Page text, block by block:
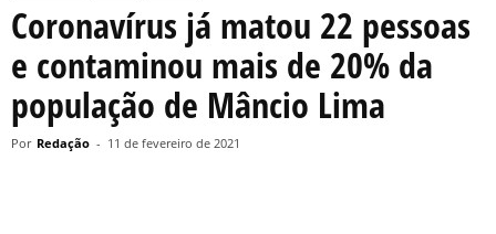
Coronavírus já matou 22 pessoas
e contaminou mais de 20% da
população de Mâncio Lima
Por Redação - 11 de fevereiro de 2021